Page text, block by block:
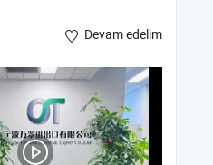
Devam edelim